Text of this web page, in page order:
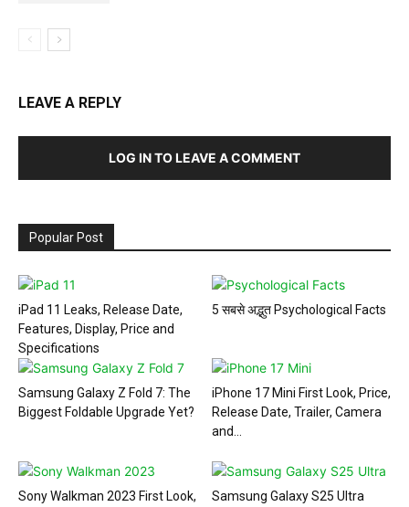
LEAVE A REPLY
LOG IN TO LEAVE A COMMENT
Popular Post
iPad 11 Leaks, Release Date,
Features, Display, Price and
Specifications
5 सबसे अद्भुत Psychological Facts
Samsung Galaxy Z Fold 7: The
Biggest Foldable Upgrade Yet?
iPhone 17 Mini First Look, Price,
Release Date, Trailer, Camera
and...
Sony Walkman 2023 First Look,
Samsung Galaxy S25 Ultra